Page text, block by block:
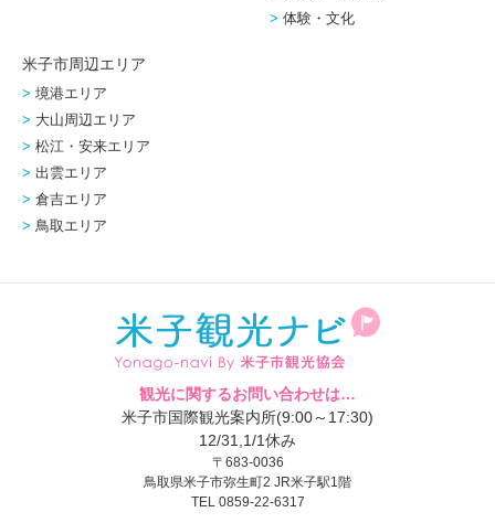
体験・文化
米子市周辺エリア
境港エリア
大山周辺エリア
松江・安来エリア
出雲エリア
倉吉エリア
鳥取エリア
観光に関するお問い合わせは…
米子市国際観光案内所(9:00～17:30)
12/31,1/1休み
〒683-0036
鳥取県米子市弥生町2 JR米子駅1階
TEL 0859-22-6317